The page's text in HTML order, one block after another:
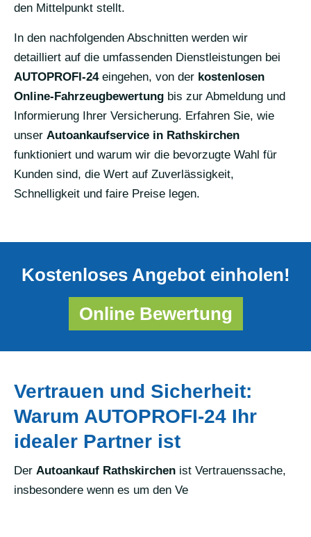
den Mittelpunkt stellt.
In den nachfolgenden Abschnitten werden wir
detailliert auf die umfassenden Dienstleistungen bei
AUTOPROFI-24eingehen, von der kostenlosen
Online-Fahrzeugbewertung bis zur Abmeldung und
Informierung Ihrer Versicherung. Erfahren Sie, wie
unser Autoankaufservice in Rathskirchen
funktioniert und warum wir die bevorzugte Wahl für
Kunden sind, die Wert auf Zuverlässigkeit,
Schnelligkeit und faire Preise legen.
Kostenloses Angebot einholen!
Online Bewertung
Vertrauen und Sicherheit:
Warum AUTOPROFI-24 Ihr
idealer Partner ist
Der Autoankauf Rathskirchen ist Vertrauenssache,
insbesondere wenn es um den Ve